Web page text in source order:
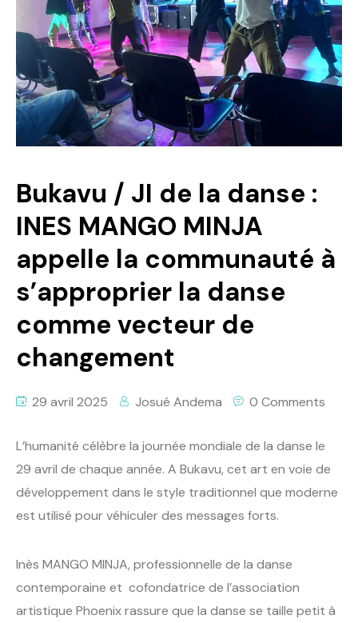
Politique
Technologies
Entreprenariat
Bukavu / JI de la danse :
INES MANGO MINJA
appelle la communauté à
s’approprier la danse
comme vecteur de
changement
29 avril 2025 Josué Andema 0 Comments
L’humanité célèbre la journée mondiale de la danse le
29 avril de chaque année. A Bukavu, cet art en voie de
développement dans le style traditionnel que moderne
est utilisé pour véhiculer des messages forts.
Inès MANGO MINJA, professionnelle de la danse
contemporaine et cofondatrice de l’association
artistique Phoenix rassure que la danse se taille petit à